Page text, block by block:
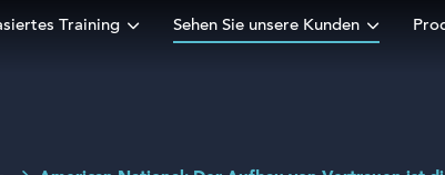
Training Sehen Sie unsere Kunden